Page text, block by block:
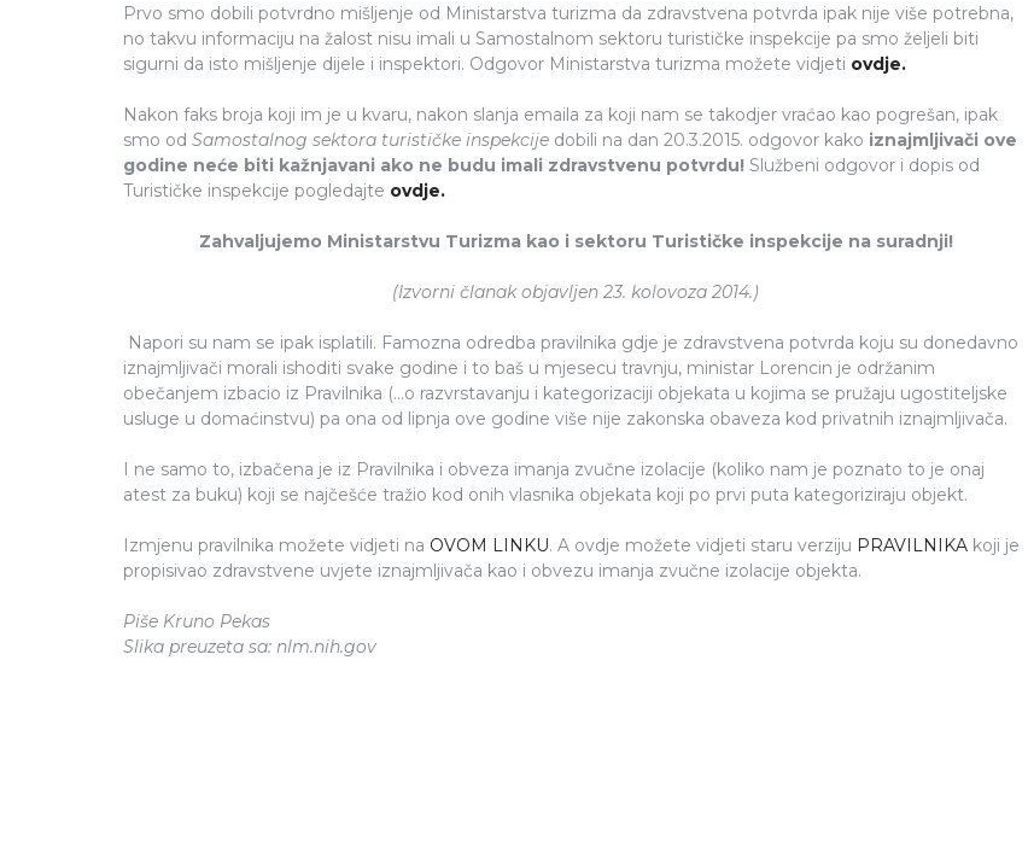
Prvo smo dobili potvrdno mišljenje od Ministarstva turizma da zdravstvena potvrda ipak nije više potrebna,
no takvu informaciju na žalost nisu imali u Samostalnom sektoru turističke inspekcije pa smo željeli biti
sigurni da isto mišljenje dijele i inspektori. Odgovor Ministarstva turizma možete vidjeti ovdje.
Nakon faks broja koji im je u kvaru, nakon slanja emaila za koji nam se takodjer vraćao kao pogrešan, ipak
smo od Samostalnog sektora turističke inspekcije dobili na dan 20.3.2015. odgovor kako iznajmljivači ove
godine neće biti kažnjavani ako ne budu imali zdravstvenu potvrdu! Službeni odgovor i dopis od
Turističke inspekcije pogledajte ovdje.
Zahvaljujemo Ministarstvu Turizma kao i sektoru Turističke inspekcije na suradnji!
(Izvorni članak objavljen 23. kolovoza 2014.)
Napori su nam se ipak isplatili. Famozna odredba pravilnika gdje je zdravstvena potvrda koju su donedavno
iznajmljivači morali ishoditi svake godine i to baš u mjesecu travnju, ministar Lorencin je održanim
obečanjem izbacio iz Pravilnika (...o razvrstavanju i kategorizaciji objekata u kojima se pružaju ugostiteljske
usluge u domaćinstvu) pa ona od lipnja ove godine više nije zakonska obaveza kod privatnih iznajmljivača.
I ne samo to, izbačena je iz Pravilnika i obveza imanja zvučne izolacije (koliko nam je poznato to je onaj
atest za buku) koji se najčešće tražio kod onih vlasnika objekata koji po prvi puta kategoriziraju objekt.
Izmjenu pravilnika možete vidjeti na OVOM LINKU. A ovdje možete vidjeti staru verziju PRAVILNIKA koji je
propisivao zdravstvene uvjete iznajmljivača kao i obvezu imanja zvučne izolacije objekta.
Piše Kruno Pekas
Slika preuzeta sa: nlm.nih.gov